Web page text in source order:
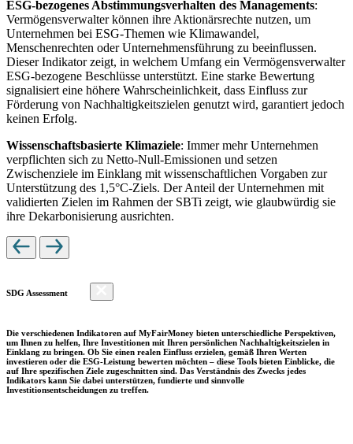
ESG-bezogenes Abstimmungsverhalten des Managements:
Vermögensverwalter können ihre Aktionärsrechte nutzen, um
Unternehmen bei ESG-Themen wie Klimawandel,
Menschenrechten oder Unternehmensführung zu beeinflussen.
Dieser Indikator zeigt, in welchem Umfang ein Vermögensverwalter
ESG-bezogene Beschlüsse unterstützt. Eine starke Bewertung
signalisiert eine höhere Wahrscheinlichkeit, dass Einfluss zur
Förderung von Nachhaltigkeitszielen genutzt wird, garantiert jedoch
keinen Erfolg.
Wissenschaftsbasierte Klimaziele: Immer mehr Unternehmen
verpflichten sich zu Netto-Null-Emissionen und setzen
Zwischenziele im Einklang mit wissenschaftlichen Vorgaben zur
Unterstützung des 1,5°C-Ziels. Der Anteil der Unternehmen mit
validierten Zielen im Rahmen der SBTi zeigt, wie glaubwürdig sie
ihre Dekarbonisierung ausrichten.
SDG Assessment
Die verschiedenen Indikatoren auf MyFairMoney bieten unterschiedliche Perspektiven,
um Ihnen zu helfen, Ihre Investitionen mit Ihren persönlichen Nachhaltigkeitszielen in
Einklang zu bringen. Ob Sie einen realen Einfluss erzielen, gemäß Ihren Werten
investieren oder die ESG-Leistung bewerten möchten – diese Tools bieten Einblicke, die
auf Ihre spezifischen Ziele zugeschnitten sind. Das Verständnis des Zwecks jedes
Indikators kann Sie dabei unterstützen, fundierte und sinnvolle
Investitionsentscheidungen zu treffen.